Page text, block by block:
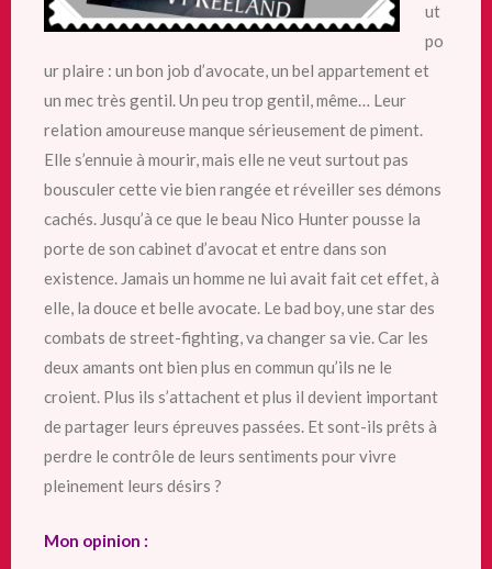
ut
po
ur plaire : un bon job d’avocate, un bel appartement et
un mec très gentil. Un peu trop gentil, même… Leur
relation amoureuse manque sérieusement de piment.
Elle s’ennuie à mourir, mais elle ne veut surtout pas
bousculer cette vie bien rangée et réveiller ses démons
cachés. Jusqu’à ce que le beau Nico Hunter pousse la
porte de son cabinet d’avocat et entre dans son
existence. Jamais un homme ne lui avait fait cet effet, à
elle, la douce et belle avocate. Le bad boy, une star des
combats de street-fighting, va changer sa vie. Car les
deux amants ont bien plus en commun qu’ils ne le
croient. Plus ils s’attachent et plus il devient important
de partager leurs épreuves passées. Et sont-ils prêts à
perdre le contrôle de leurs sentiments pour vivre
pleinement leurs désirs ?
Mon opinion :